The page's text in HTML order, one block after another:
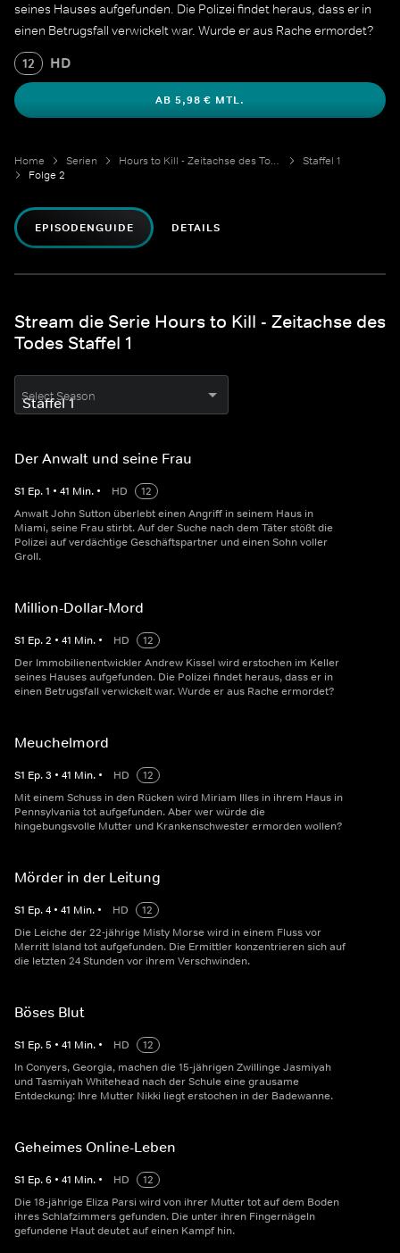
seines Hauses aufgefunden. Die Polizei findet heraus, dass er in
einen Betrugsfall verwickelt war. Wurde er aus Rache ermordet?
12 HD
AB 5,98 € MTL.
Home Serien Hours to Kill - Zeitachse des Todes
Staffel 1
Folge 2
EPISODENGUIDE DETAILS
Stream die Serie Hours to Kill - Zeitachse des
Todes Staffel 1
Select Season
Der Anwalt und seine Frau
S1 Ep.1 • 41 Min. • HD
12
Anwalt John Sutton überlebt einen Angriff in seinem Haus in
Miami, seine Frau stirbt. Auf der Suche nach dem Täter stößt die
Polizei auf verdächtige Geschäftspartner und einen Sohn voller
Groll.
Million-Dollar-Mord
S1 Ep.2 • 41 Min. • HD
12
Der Immobilienentwickler Andrew Kissel wird erstochen im Keller
seines Hauses aufgefunden. Die Polizei findet heraus, dass er in
einen Betrugsfall verwickelt war. Wurde er aus Rache ermordet?
Meuchelmord
S1 Ep.3 • 41 Min. • HD
12
Mit einem Schuss in den Rücken wird Miriam Illes in ihrem Haus in
Pennsylvania tot aufgefunden. Aber wer würde die
hingebungsvolle Mutter und Krankenschwester ermorden wollen?
Mörder in der Leitung
S1 Ep.4 • 41 Min. • HD
12
Die Leiche der 22-jährige Misty Morse wird in einem Fluss vor
Merritt Island tot aufgefunden. Die Ermittler konzentrieren sich auf
die letzten 24 Stunden vor ihrem Verschwinden.
Böses Blut
S1 Ep.5 • 41 Min. • HD
12
In Conyers, Georgia, machen die 15-jährigen Zwillinge Jasmiyah
und Tasmiyah Whitehead nach der Schule eine grausame
Entdeckung: Ihre Mutter Nikki liegt erstochen in der Badewanne.
Geheimes Online-Leben
S1 Ep.6 • 41 Min. • HD
12
Die 18-jährige Eliza Parsi wird von ihrer Mutter tot auf dem Boden
ihres Schlafzimmers gefunden. Die unter ihren Fingernägeln
gefundene Haut deutet auf einen Kampf hin.